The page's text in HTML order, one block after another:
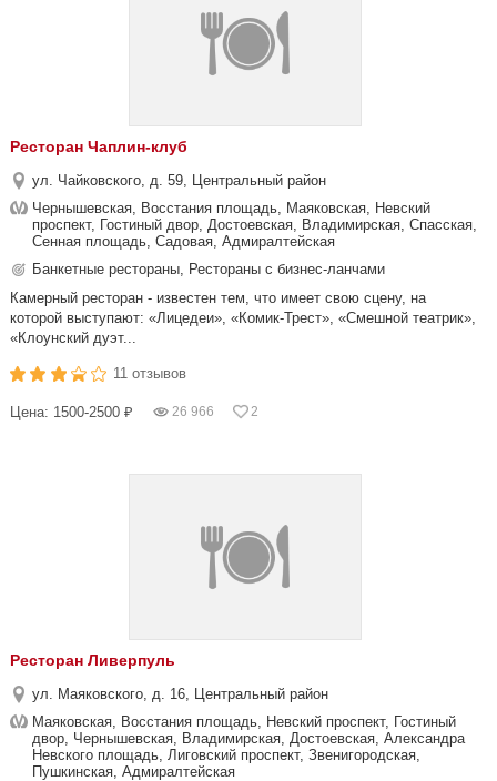
Ресторан Чаплин-клуб
ул. Чайковского, д. 59, Центральный район
Чернышевская, Восстания площадь, Маяковская, Невский
проспект, Гостиный двор, Достоевская, Владимирская, Спасская,
Сенная площадь, Садовая, Адмиралтейская
Банкетные рестораны, Рестораны с бизнес-ланчами
Камерный ресторан - известен тем, что имеет свою сцену, на
которой выступают: «Лицедеи», «Комик-Трест», «Смешной театрик»,
«Клоунский дуэт...
11 отзывов
Цена: 1500-2500 ₽ 26 966 2
Ресторан Ливерпуль
ул. Маяковского, д. 16, Центральный район
Маяковская, Восстания площадь, Невский проспект, Гостиный
двор, Чернышевская, Владимирская, Достоевская, Александра
Невского площадь, Лиговский проспект, Звенигородская,
Пушкинская, Адмиралтейская